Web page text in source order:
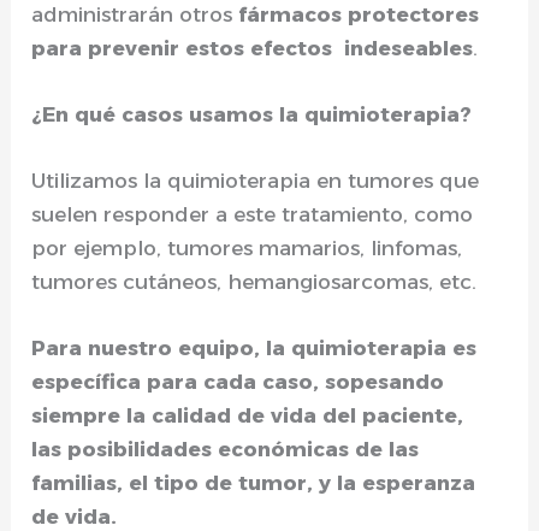
administrarán otros fármacos protectores
para prevenir estos efectos indeseables.
¿En qué casos usamos la quimioterapia?
Utilizamos la quimioterapia en tumores que
suelen responder a este tratamiento, como
por ejemplo, tumores mamarios, linfomas,
tumores cutáneos, hemangiosarcomas, etc.
Para nuestro equipo, la quimioterapia es
específica para cada caso, sopesando
siempre la calidad de vida del paciente,
las posibilidades económicas de las
familias, el tipo de tumor, y la esperanza
de vida.